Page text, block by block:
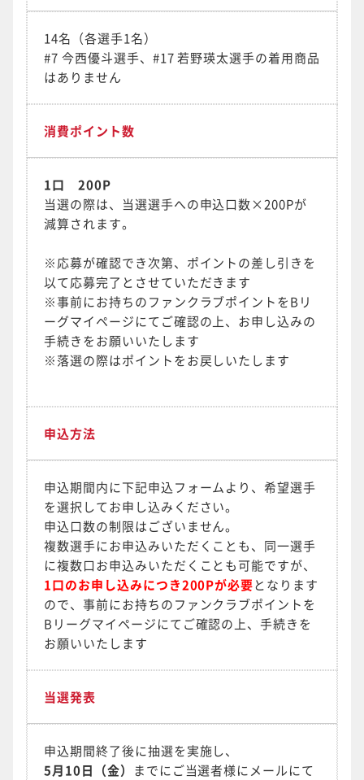
14名（各選手1名）
#7 今西優斗選手、#17 若野瑛太選手の着用商品
はありません
消費ポイント数
1口 200P
当選の際は、当選選手への申込口数×200Pが
減算されます。
※応募が確認でき次第、ポイントの差し引きを
以て応募完了とさせていただきます
※事前にお持ちのファンクラブポイントをBリ
ーグマイページにてご確認の上、お申し込みの
手続きをお願いいたします
※落選の際はポイントをお戻しいたします
申込方法
申込期間内に下記申込フォームより、希望選手
を選択してお申し込みください。
申込口数の制限はございません。
複数選手にお申込みいただくことも、同一選手
に複数口お申込みいただくことも可能ですが、
1口のお申し込みにつき200Pが必要となります
ので、事前にお持ちのファンクラブポイントを
Bリーグマイページにてご確認の上、手続きを
お願いいたします
当選発表
申込期間終了後に抽選を実施し、
5月10日（金） までにご当選者様にメールにて